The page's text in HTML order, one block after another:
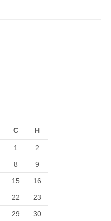
С Н
1 2
8 9
15 16
22 23
29 30